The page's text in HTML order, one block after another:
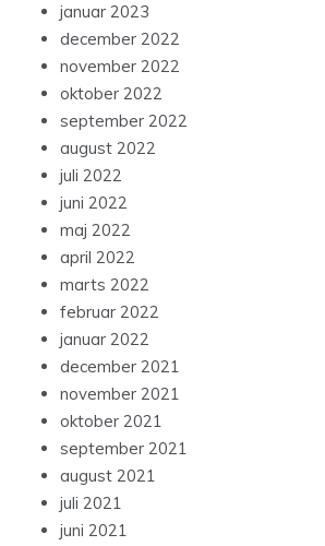
januar 2023
december 2022
november 2022
oktober 2022
september 2022
august 2022
juli 2022
juni 2022
maj 2022
april 2022
marts 2022
februar 2022
januar 2022
december 2021
november 2021
oktober 2021
september 2021
august 2021
juli 2021
juni 2021